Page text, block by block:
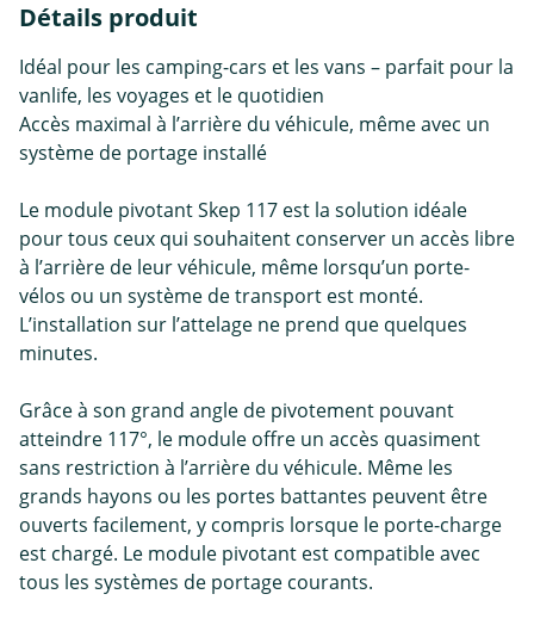
Détails produit
Idéal pour les camping-cars et les vans – parfait pour la
vanlife, les voyages et le quotidien
Accès maximal à l’arrière du véhicule, même avec un
système de portage installé
Le module pivotant Skep 117 est la solution idéale
pour tous ceux qui souhaitent conserver un accès libre
à l’arrière de leur véhicule, même lorsqu’un porte-
vélos ou un système de transport est monté.
L’installation sur l’attelage ne prend que quelques
minutes.
Grâce à son grand angle de pivotement pouvant
atteindre 117°, le module offre un accès quasiment
sans restriction à l’arrière du véhicule. Même les
grands hayons ou les portes battantes peuvent être
ouverts facilement, y compris lorsque le porte-charge
est chargé. Le module pivotant est compatible avec
tous les systèmes de portage courants.